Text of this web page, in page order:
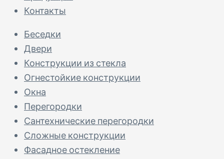
Контакты
Беседки
Двери
Конструкции из стекла
Огнестойкие конструкции
Окна
Перегородки
Сантехнические перегородки
Сложные конструкции
Фасадное остекление